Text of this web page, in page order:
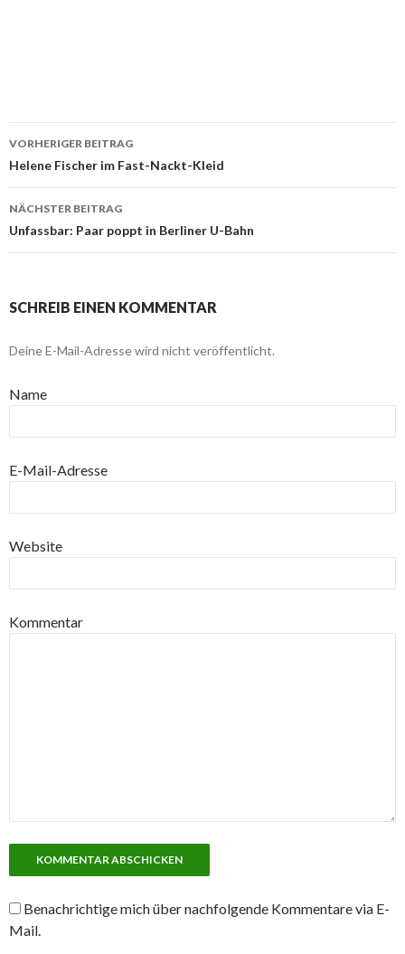
Beitragsnavigation
VORHERIGER BEITRAG
Helene Fischer im Fast-Nackt-Kleid
NÄCHSTER BEITRAG
Unfassbar: Paar poppt in Berliner U-Bahn
SCHREIB EINEN KOMMENTAR
Deine E-Mail-Adresse wird nicht veröffentlicht.
Name
E-Mail-Adresse
Website
Kommentar
Benachrichtige mich über nachfolgende Kommentare via E-
Mail.